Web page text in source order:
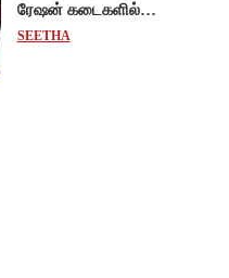
ரேஷன் கடைகளில்
கைவிரல் ரேகை பதிவு
SEETHA